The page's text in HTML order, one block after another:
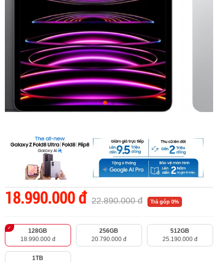
18.990.000 đ 22.890.000 đ Trả góp 0%
128GB
18.990.000 đ
256GB
20.790.000 đ
512GB
25.190.000 đ
1TB